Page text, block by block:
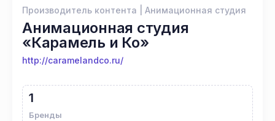
Производитель контента | Анимационная студия
Анимационная студия
«Карамель и Ко»
http://caramelandco.ru/
1
Бренды